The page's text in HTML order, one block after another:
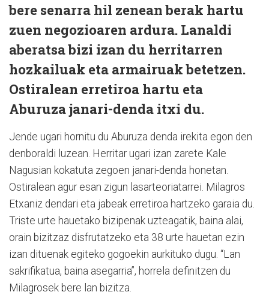
bere senarra hil zenean berak hartu
zuen negozioaren ardura. Lanaldi
aberatsa bizi izan du herritarren
hozkailuak eta armairuak betetzen.
Ostiralean erretiroa hartu eta
Aburuza janari-denda itxi du.
Jende ugari hornitu du Aburuza denda irekita egon den
denboraldi luzean. Herritar ugari izan zarete Kale
Nagusian kokatuta zegoen janari-denda honetan.
Ostiralean agur esan zigun lasarteoriatarrei. Milagros
Etxaniz dendari eta jabeak erretiroa hartzeko garaia du.
Triste urte hauetako bizipenak uzteagatik, baina alai,
orain bizitzaz disfrutatzeko eta 38 urte hauetan ezin
izan dituenak egiteko gogoekin aurkituko dugu. “Lan
sakrifikatua, baina asegarria”, horrela definitzen du
Milagrosek bere lan bizitza.